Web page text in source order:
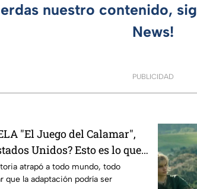
nuestro contenido,
News!
PUBLICIDAD
"El Juego del Calamar",
Unidos? Esto es lo que
atrapó a todo mundo, todo
que la adaptación podría ser